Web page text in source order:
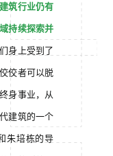
筑行业仍有
持续探索并
身上受到了
佼者可以脱
身事业，从
建筑的一个
朱培栋的导